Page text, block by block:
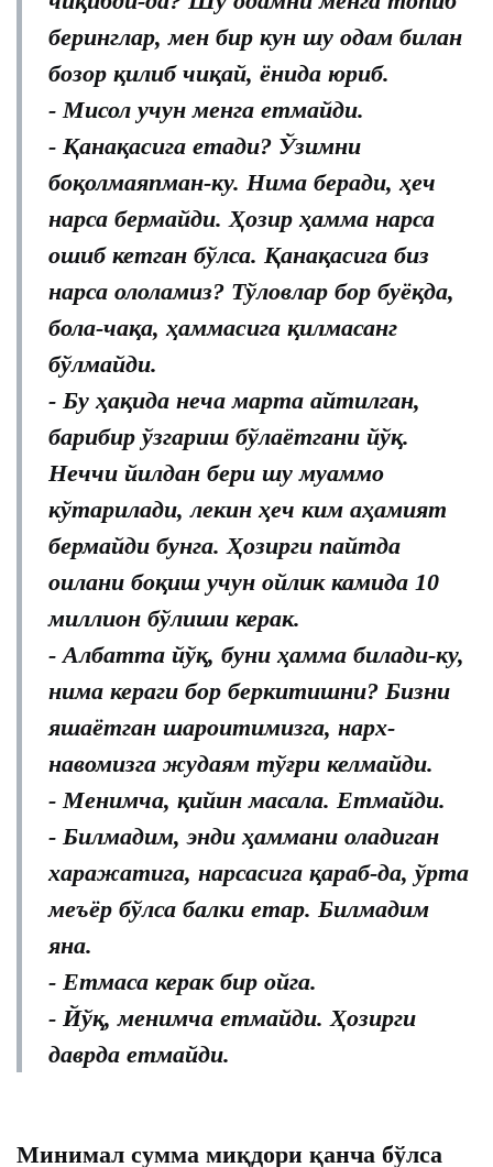
беринглар, мен бир кун шу одам билан
бозор қилиб чиқай, ёнида юриб.
- Мисол учун менга етмайди.
- Қанақасига етади? Ўзимни
боқолмаяпман-ку. Нима беради, ҳеч
нарса бермайди. Ҳозир ҳамма нарса
ошиб кетган бўлса. Қанақасига биз
нарса ололамиз? Тўловлар бор буёқда,
бола-чақа, ҳаммасига қилмасанг
бўлмайди.
- Бу ҳақида неча марта айтилган,
барибир ўзгариш бўлаётгани йўқ.
Неччи йилдан бери шу муаммо
кўтарилади, лекин ҳеч ким аҳамият
бермайди бунга. Ҳозирги пайтда
оилани боқиш учун ойлик камида 10
миллион бўлиши керак.
- Албатта йўқ, буни ҳамма билади-ку,
нима кераги бор беркитишни? Бизни
яшаётган шароитимизга, нарх-
навомизга жудаям тўғри келмайди.
- Менимча, қийин масала. Етмайди.
- Билмадим, энди ҳаммани оладиган
харажатига, нарсасига қараб-да, ўрта
меъёр бўлса балки етар. Билмадим
яна.
- Етмаса керак бир ойга.
- Йўқ, менимча етмайди. Ҳозирги
даврда етмайди.
Минимал сумма миқдори қанча бўлса